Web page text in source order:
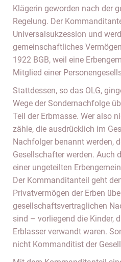
Klägerin geworden nach der
Regelung. Der
Universalsukzession und
gemeinschaftliches
1922 BGB, weil eine
Mitglied einer
Stattdessen, so das OLG,
Wege der Sondernachfolge
Teil der Erbmasse. Wer also
zähle, die ausdrücklich im
Nachfolger benannt werden,
Gesellschafter werden. Auch
einer ungeteilten
Der Kommanditanteil geht
Privatvermögen der Erben
gesellschaftsvertraglichen
sind – vorliegend die Kinder,
Erblasser verwandt waren.
nicht Kommanditist der